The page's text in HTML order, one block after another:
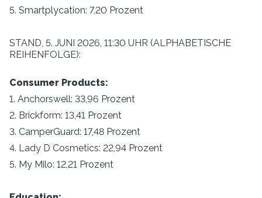
5. Smartplycation: 7,20 Prozent
STAND, 5. JUNI 2026, 11:30 UHR (ALPHABETISCHE
REIHENFOLGE):
Consumer Products:
1. Anchorswell: 33,96 Prozent
2. Brickform: 13,41 Prozent
3. CamperGuard: 17,48 Prozent
4. Lady D Cosmetics: 22,94 Prozent
5. My Milo: 12,21 Prozent